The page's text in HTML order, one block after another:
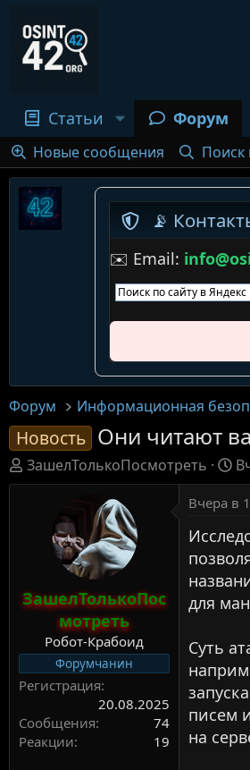
Статьи Форум
Новые сообщения Поиск
📡
✉️ Email:
Форум
Новость Они читают
А
в
м
ЗашелТолькоПосмотреть
Д
а
т
н
а
ч
а
а
ЗашелТолькоПос
мотреть
Робот-Крабоид
Форумчанин
Регистрация
20.08.2025
Сообщения
74
Реакции
19
Вчера в
для
Суть
писем
на